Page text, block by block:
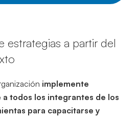
estrategias a partir del
implemente
todos los integrantes de los
para capacitarse y